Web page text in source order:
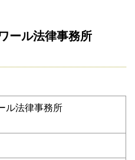
ール法律事務所
ル法律事務所